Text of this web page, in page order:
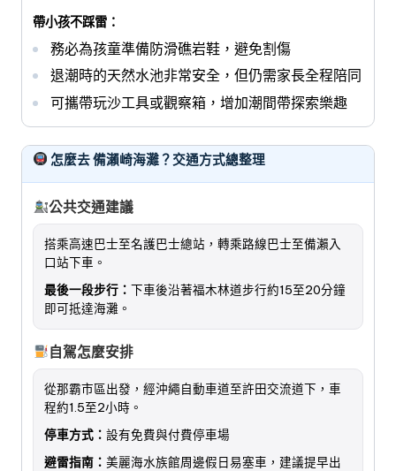
帶小孩不踩雷：
務必為孩童準備防滑礁岩鞋，避免割傷
退潮時的天然水池非常安全，但仍需家長全程陪同
可攜帶玩沙工具或觀察箱，增加潮間帶探索樂趣
怎麼去 備瀨崎海灘？交通方式總整理
公共交通建議
搭乘高速巴士至名護巴士總站，轉乘路線巴士至備瀨入
口站下車。
最後一段步行： 下車後沿著福木林道步行約15至20分鐘
即可抵達海灘。
自駕怎麼安排
從那霸市區出發，經沖繩自動車道至許田交流道下，車
程約1.5至2小時。
停車方式： 設有免費與付費停車場
避雷指南： 美麗海水族館周邊假日易塞車，建議提早出